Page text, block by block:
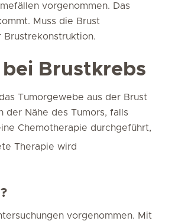
vorgenommen. Das
Muss die Brust
Brustrekonstruktion.
Brustkrebs
Tumorgewebe aus der Brust
Nähe des Tumors, falls
Chemotherapie durchgeführt,
Therapie wird
vorgenommen. Mit